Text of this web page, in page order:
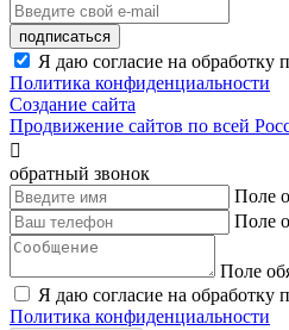
подписаться
Я даю согласие на обработку
Политика конфиденциальности
Создание сайта
Продвижение сайтов по всей

обратный звонок
Поле
Поле
Поле
Я даю согласие на обработку
Политика конфиденциальности